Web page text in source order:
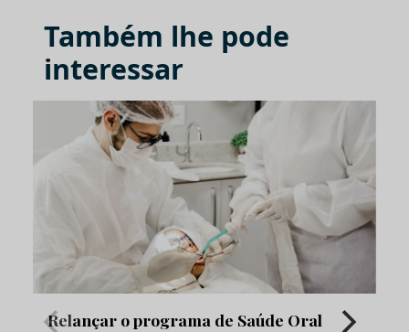
Também lhe pode
interessar
Relançar o programa de Saúde Oral